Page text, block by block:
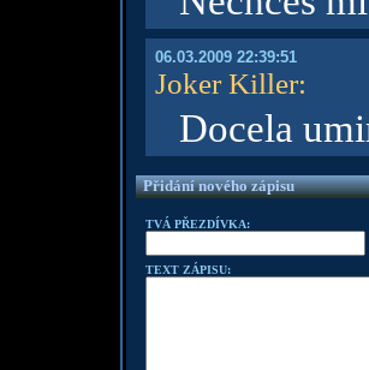
06.03.2009 22:39:51
Joker Killer:
Docela
Přidání nového zápisu
TVÁ PŘEZDÍVKA:
TEXT ZÁPISU: